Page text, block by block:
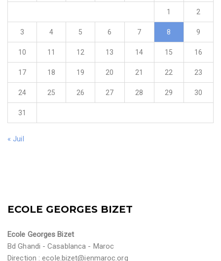
1 2
3 4 5 6 7 8 9
10 11 12 13 14 15 16
17 18 19 20 21 22 23
24 25 26 27 28 29 30
31
« Juil
ECOLE GEORGES BIZET
Ecole Georges Bizet
Bd Ghandi - Casablanca - Maroc
Direction :ecole.bizet@ienmaroc.org